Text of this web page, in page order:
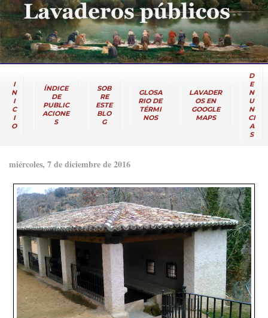
I
N
I
C
I
O
ÍNDICE
DE
PUBLIC
ACIONE
S
SOB
RE
ESTE
BLO
G
GLOSA
RIO DE
TÉRMI
NOS
LAVADER
OS EN
GOOGLE
MAPS
D
E
N
U
N
CI
A
S
miércoles, 7 de diciembre de 2016